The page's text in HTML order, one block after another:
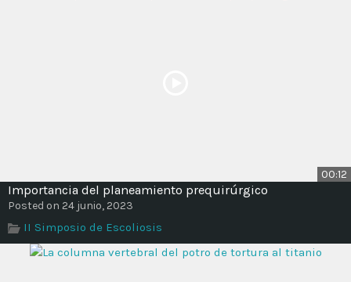
00:12
Importancia del planeamiento prequirúrgico
Posted on 24 junio, 2023
II Simposio de Escoliosis